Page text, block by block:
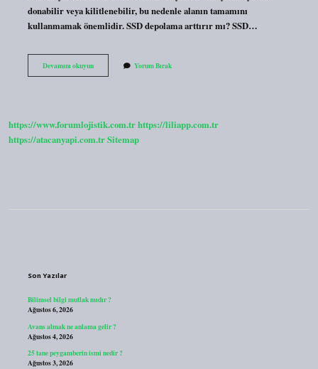
donabilir veya kilitlenebilir, bu nedenle alanın tamamını
kullanmamak önemlidir. SSD depolama arttırır mı? SSD…
Devamını okuyunSsd
Depolama
Yorum Bırak
https://www.forumlojistik.com.trhttps://liliapp.com.tr
https://atacanyapi.com.trSitemap
Son Yazılar
Bilimsel bilgi mutlak mıdır ?
Ağustos 6, 2026
Avans almak ne anlama gelir ?
Ağustos 4, 2026
25 tane peygamberin ismi nedir ?
Ağustos 3, 2026